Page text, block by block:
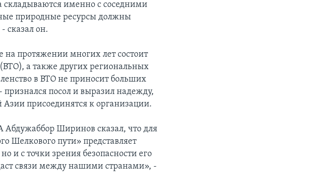
складываются именно с соседними
природные ресурсы должны
- сказал он.
протяжении многих лет состоит
а также других региональных
в ВТО не приносит больших
признался посол и выразил надежду,
присоединятся к организации.
Ширинов сказал, что для
Шелкового пути» представляет
и с точки зрения безопасности его
связи между нашими странами», -